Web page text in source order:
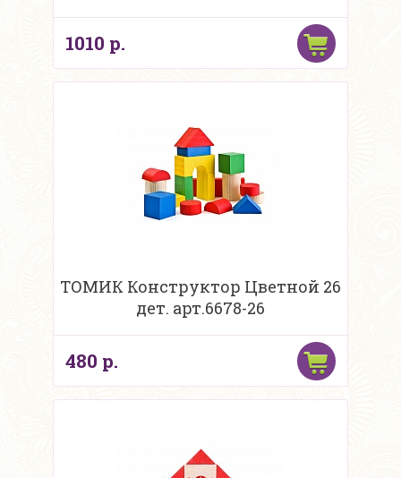
1010 р.
ТОМИК Конструктор Цветной 26
дет. арт.6678-26
480 р.